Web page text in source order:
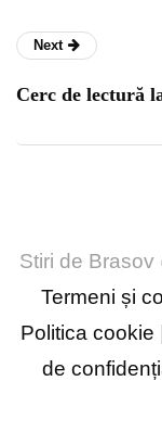
Next
Cerc de lectură
Stiri de Brasov
Termeni și
Politica cookie |
de